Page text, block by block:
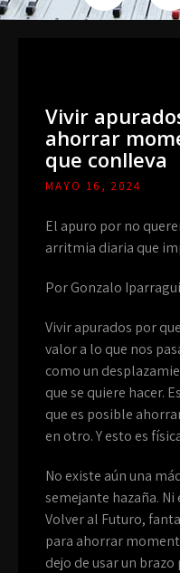
Vivir
ahorrar
que conlleva
MAYO 16, 2024
El apuro por no
arritmia diaria que
Por Gonzalo
Vivir apurados por
valor a lo que nos
como un
que se quiere hacer.
que es posible
en otro. Y esto es
No existe aún una
semejante hazaña.
Volver al Futuro,
para ahorrar
dejo de usar un brazo